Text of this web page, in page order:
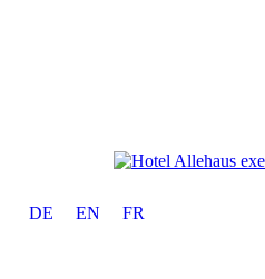
DE EN FR